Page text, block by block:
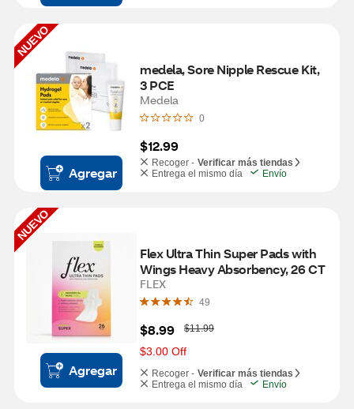
NUEVO
Agregar
medela, Sore Nipple Rescue Kit,
3 PCE
Medela
0
$12.99
Recoger - Verificar más tiendas
Entrega el mismo día
Envío
NUEVO
Agregar
Flex Ultra Thin Super Pads with
Wings Heavy Absorbency, 26 CT
FLEX
49
$8.99
W
a
s
$11.99
$3.00 Off
Recoger - Verificar más tiendas
Entrega el mismo día
Envío